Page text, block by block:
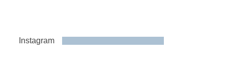
Instagram